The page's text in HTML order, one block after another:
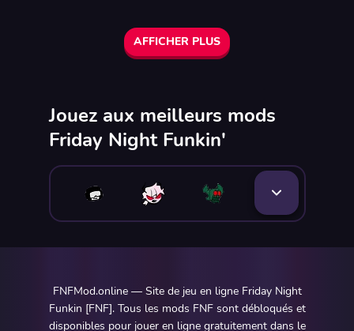
AFFICHER PLUS
Jouez aux meilleurs mods
Friday Night Funkin'
FNFMod.online — Site de jeu en ligne Friday Night
Funkin [FNF]. Tous les mods FNF sont débloqués et
disponibles pour jouer en ligne gratuitement dans le